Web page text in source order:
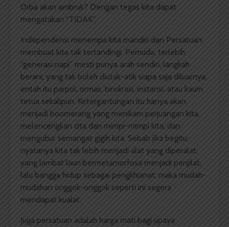
Orba akan ambruk? Dengan tegas kita dapat
mengatakan “TIDAK”.
Independensi menempa kita mandiri dan Persatuan
membuat kita tak tertandingi. Pemuda, terlebih
“generasi napi” mesti punya arah sendiri, langkah
berani, yang tak boleh diutak-atik siapa saja diluarnya,
entah itu parpol, ormas, birokrasi, instansi, atau kaum
tetua sekalipun. Ketergantungan itu hanya akan
menjadi boomerang yang menikam perjuangan kita,
melencengkan cita dan mimpi-mimpi kita, dan
mengubur semangat gigih kita. Sebab jika begitu
nyatanya kita tak lebih menjadi alat yang diperalat,
yang lambat laun bermetamorfosa menjadi penjilat,
lalu bangga hidup sebagai pengkhianat, maka mudah-
mudahan onggok-onggok seperti ini segera
mendapat kualat.
Juga persatuan adalah harga mati bagi upaya